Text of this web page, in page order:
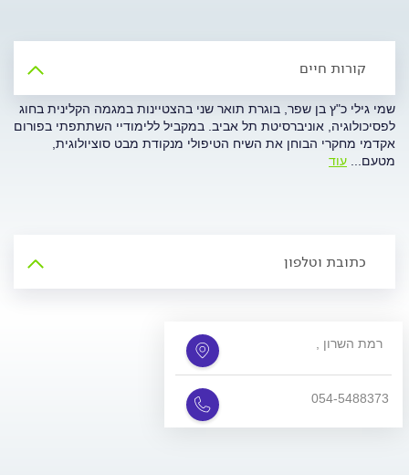
קורות חיים
שמי גילי כ"ץ בן שפר, בוגרת תואר שני בהצטיינות במגמה הקלינית בחוג
לפסיכולוגיה, אוניברסיטת תל אביב. במקביל ללימודיי השתתפתי בפורום
אקדמי מחקרי הבוחן את השיח הטיפולי מנקודת מבט סוציולוגית,
מטעם... עוד
כתובת וטלפון
, רמת השרון
054-5488373